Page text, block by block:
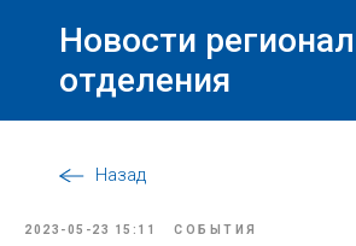
Новости
отделения
Назад
2023-05-23 15:11 СОБЫТИЯ